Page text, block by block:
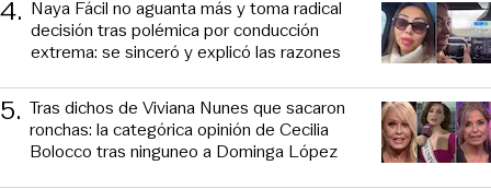
4. Naya Fácil no aguanta más y toma radical
decisión tras polémica por conducción
extrema: se sinceró y explicó las razones
5. Tras dichos de Viviana Nunes que sacaron
ronchas: la categórica opinión de Cecilia
Bolocco tras ninguneo a Dominga López